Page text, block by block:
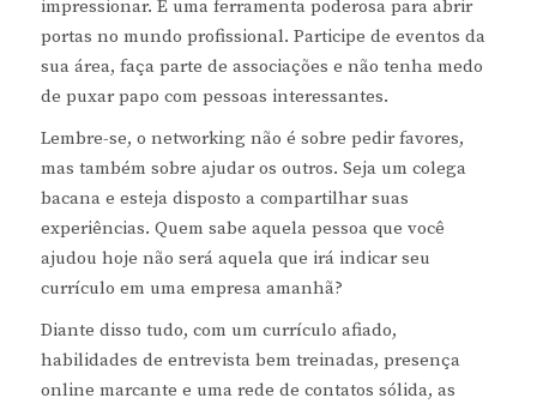
impressionar. É uma ferramenta poderosa para abrir
portas no mundo profissional. Participe de eventos da
sua área, faça parte de associações e não tenha medo
de puxar papo com pessoas interessantes.
Lembre-se, o networking não é sobre pedir favores,
mas também sobre ajudar os outros. Seja um colega
bacana e esteja disposto a compartilhar suas
experiências. Quem sabe aquela pessoa que você
ajudou hoje não será aquela que irá indicar seu
currículo em uma empresa amanhã?
Diante disso tudo, com um currículo afiado,
habilidades de entrevista bem treinadas, presença
online marcante e uma rede de contatos sólida, as